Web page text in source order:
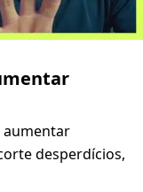
aumentar
desperdícios,